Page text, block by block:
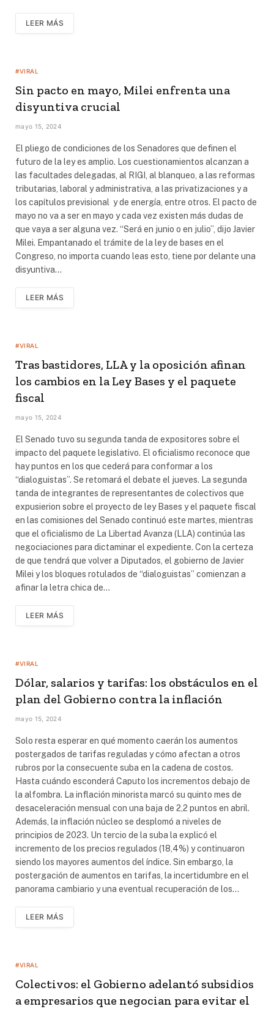
LEER MÁS
#VIRAL
Sin pacto en mayo, Milei enfrenta una
disyuntiva crucial
mayo 15, 2024
El pliego de condiciones de los Senadores que definen el
futuro de la ley es amplio. Los cuestionamientos alcanzan a
las facultades delegadas, al RIGI, al blanqueo, a las reformas
tributarias, laboral y administrativa, a las privatizaciones y a
los capítulos previsional y de energía, entre otros. El pacto de
mayo no va a ser en mayo y cada vez existen más dudas de
que vaya a ser alguna vez. “Será en junio o en julio”, dijo Javier
Milei. Empantanado el trámite de la ley de bases en el
Congreso, no importa cuando leas esto, tiene por delante una
disyuntiva…
LEER MÁS
#VIRAL
Tras bastidores, LLA y la oposición afinan
los cambios en la Ley Bases y el paquete
fiscal
mayo 15, 2024
El Senado tuvo su segunda tanda de expositores sobre el
impacto del paquete legislativo. El oficialismo reconoce que
hay puntos en los que cederá para conformar a los
“dialoguistas”. Se retomará el debate el jueves. La segunda
tanda de integrantes de representantes de colectivos que
expusierion sobre el proyecto de ley Bases y el paquete fiscal
en las comisiones del Senado continuó este martes, mientras
que el oficialismo de La Libertad Avanza (LLA) continúa las
negociaciones para dictaminar el expediente. Con la certeza
de que tendrá que volver a Diputados, el gobierno de Javier
Milei y los bloques rotulados de “dialoguistas” comienzan a
afinar la letra chica de…
LEER MÁS
#VIRAL
Dólar, salarios y tarifas: los obstáculos en el
plan del Gobierno contra la inflación
mayo 15, 2024
Solo resta esperar en qué momento caerán los aumentos
postergados de tarifas reguladas y cómo afectan a otros
rubros por la consecuente suba en la cadena de costos.
Hasta cuándo esconderá Caputo los incrementos debajo de
la alfombra. La inflación minorista marcó su quinto mes de
desaceleración mensual con una baja de 2,2 puntos en abril.
Además, la inflación núcleo se desplomó a niveles de
principios de 2023. Un tercio de la suba la explicó el
incremento de los precios regulados (18,4%) y continuaron
siendo los mayores aumentos del índice. Sin embargo, la
postergación de aumentos en tarifas, la incertidumbre en el
panorama cambiario y una eventual recuperación de los…
LEER MÁS
#VIRAL
Colectivos: el Gobierno adelantó subsidios
a empresarios que negocian para evitar el